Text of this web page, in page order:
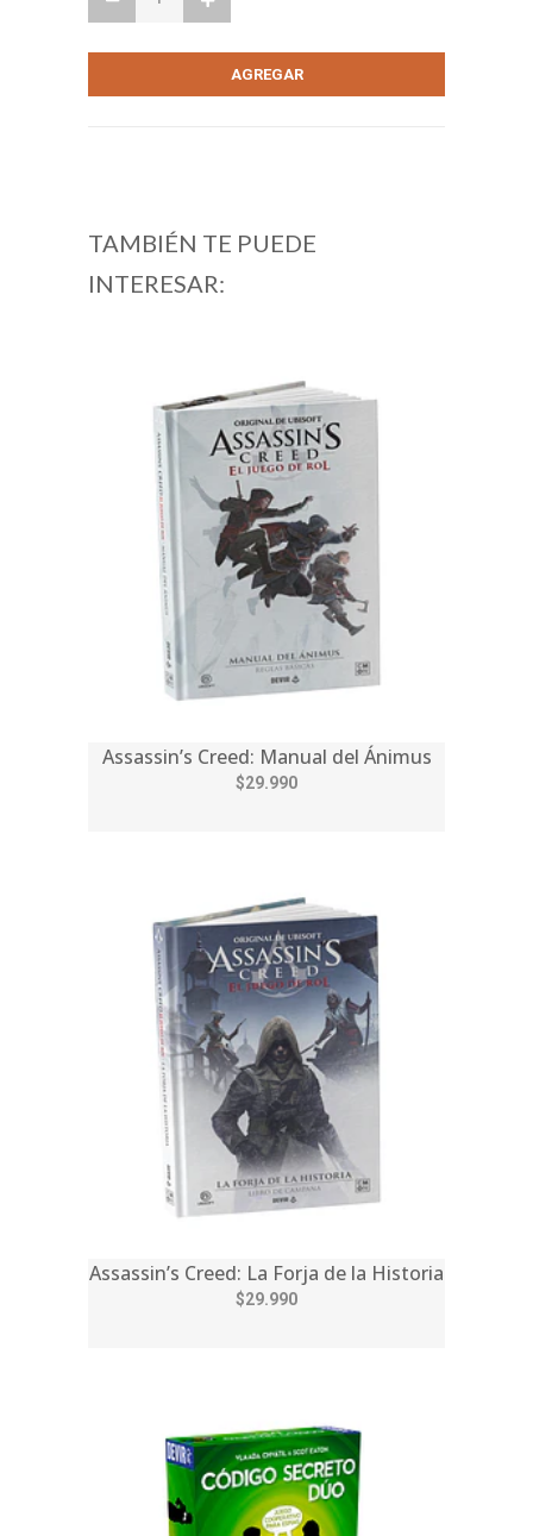
TAMBIÉN TE PUEDE
INTERESAR:
Assassin’s Creed: Manual del Ánimus
$29.990
Assassin’s Creed: La Forja de la Historia
$29.990